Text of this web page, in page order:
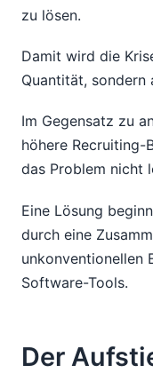
zu lösen.
Damit wird die
Quantität, sondern
Im Gegensatz zu
höhere Recruiting-
das Problem nicht
Eine Lösung
durch eine
unkonventionellen
Software-Tools.
Der